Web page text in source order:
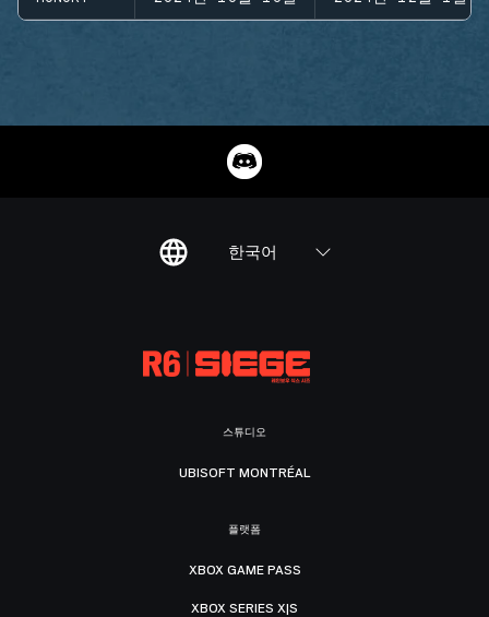
한국어
스튜디오
UBISOFT MONTRÉAL
플랫폼
XBOX GAME PASS
XBOX SERIES X|S